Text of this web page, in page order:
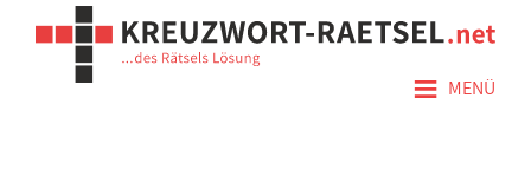
≡ MENÜ